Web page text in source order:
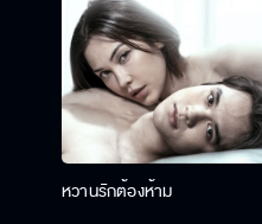
หวานรักต้องห้าม